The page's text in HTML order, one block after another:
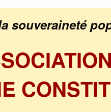
souveraineté